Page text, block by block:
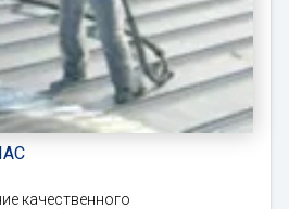
качественного